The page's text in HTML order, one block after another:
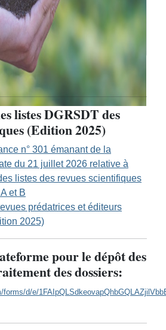
listes DGRSDT des
(Edition 2025)
n° 301 émanant de la
du 21 juillet 2026 relative à
listes des revues scientifiques
et B
prédatrices et éditeurs
2025)
pour le dépôt des
des dossiers:
d/e/